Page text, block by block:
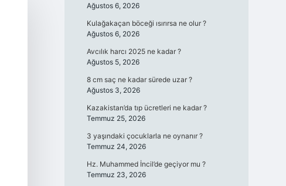
Ağustos 6, 2026
Kulağakaçan böceği ısırırsa ne olur ?
Ağustos 6, 2026
Avcılık harcı 2025 ne kadar ?
Ağustos 5, 2026
8 cm saç ne kadar sürede uzar ?
Ağustos 3, 2026
Kazakistan’da tıp ücretleri ne kadar ?
Temmuz 25, 2026
3 yaşındaki çocuklarla ne oynanır ?
Temmuz 24, 2026
Hz. Muhammed İncil’de geçiyor mu ?
Temmuz 23, 2026